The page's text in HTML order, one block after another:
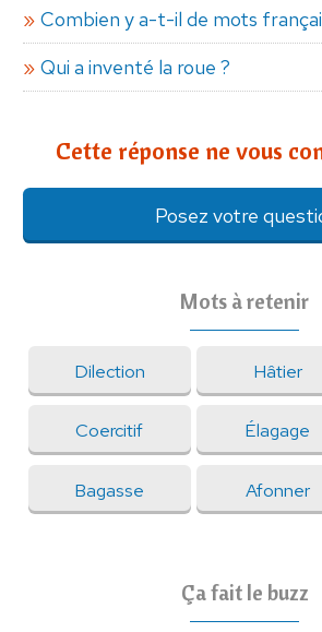
Combien y a-t-il de mots
Qui a inventé la roue ?
Cette réponse ne vous
Posez votre
Mots à retenir
Dilection Hâtier
Coercitif Élagage
Bagasse Afonner
Ça fait le buzz